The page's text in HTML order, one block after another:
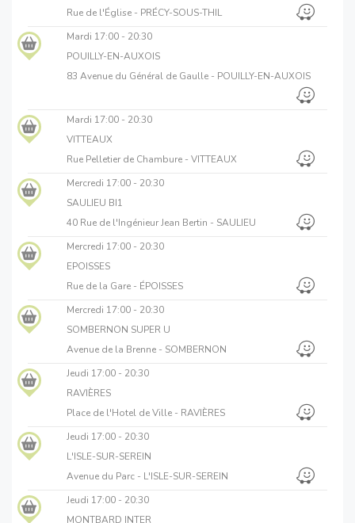
Rue de l'Église - PRÉCY-SOUS-THIL
Mardi 17:00 - 20:30
POUILLY-EN-AUXOIS
83 Avenue du Général de Gaulle - POUILLY-EN-AUXOIS
Mardi 17:00 - 20:30
VITTEAUX
Rue Pelletier de Chambure - VITTEAUX
Mercredi 17:00 - 20:30
SAULIEU BI1
40 Rue de l'Ingénieur Jean Bertin - SAULIEU
Mercredi 17:00 - 20:30
EPOISSES
Rue de la Gare - ÉPOISSES
Mercredi 17:00 - 20:30
SOMBERNON SUPER U
Avenue de la Brenne - SOMBERNON
Jeudi 17:00 - 20:30
RAVIÈRES
Place de l'Hotel de Ville - RAVIÈRES
Jeudi 17:00 - 20:30
L'ISLE-SUR-SEREIN
Avenue du Parc - L'ISLE-SUR-SEREIN
Jeudi 17:00 - 20:30
MONTBARD INTER